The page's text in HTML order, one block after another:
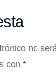
no
con *